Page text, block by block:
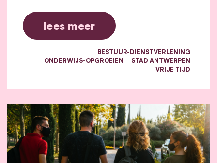
lees meer
BESTUUR-DIENSTVERLENING
ONDERWIJS-OPGROEIEN
STAD ANTWERPEN
VRIJE TIJD